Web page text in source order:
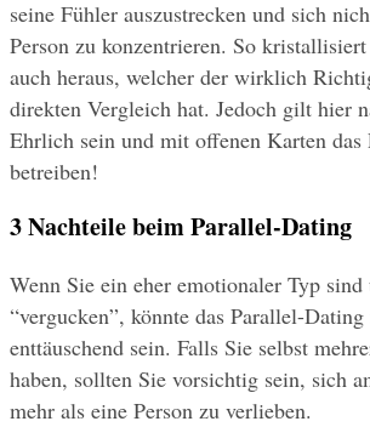
seine Fühler auszustrecken und sich
Person zu konzentrieren. So
auch heraus, welcher der wirklich
direkten Vergleich hat. Jedoch gilt hier
Ehrlich sein und mit offenen Karten
betreiben!
3 Nachteile beim Parallel-Dating
Wenn Sie ein eher emotionaler Typ
“vergucken”, könnte das Parallel-
enttäuschend sein. Falls Sie selbst
haben, sollten Sie vorsichtig sein, sich
mehr als eine Person zu verlieben.